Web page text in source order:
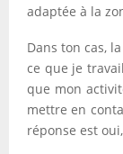
adaptée à la
Dans ton cas,
ce que je
que mon
mettre en
réponse est